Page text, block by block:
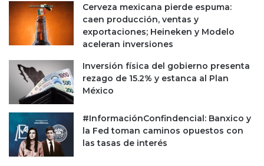
Cerveza mexicana pierde espuma:
caen producción, ventas y
exportaciones; Heineken y Modelo
aceleran inversiones
Inversión física del gobierno presenta
rezago de 15.2% y estanca al Plan
México
#InformaciónConfindencial: Banxico y
la Fed toman caminos opuestos con
las tasas de interés